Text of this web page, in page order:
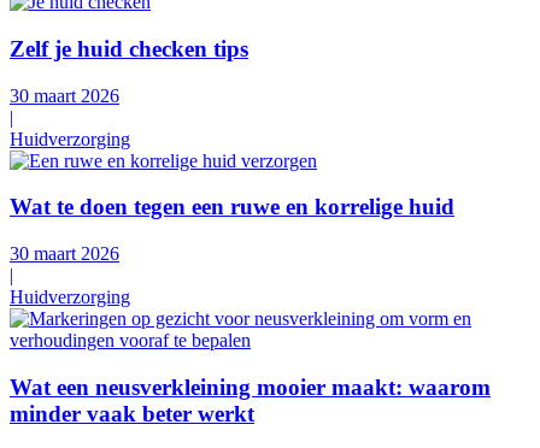
Zelf je huid checken tips
30 maart 2026
|
Huidverzorging
Wat te doen tegen een ruwe en korrelige huid
30 maart 2026
|
Huidverzorging
Wat een neusverkleining mooier maakt: waarom
minder vaak beter werkt